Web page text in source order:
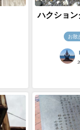
ハクション
お散